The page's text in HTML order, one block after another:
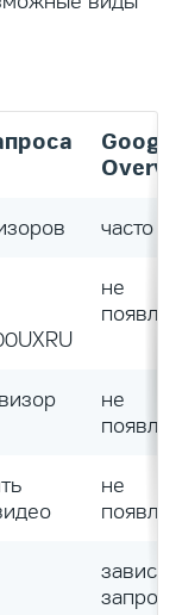
часто
не
не
не